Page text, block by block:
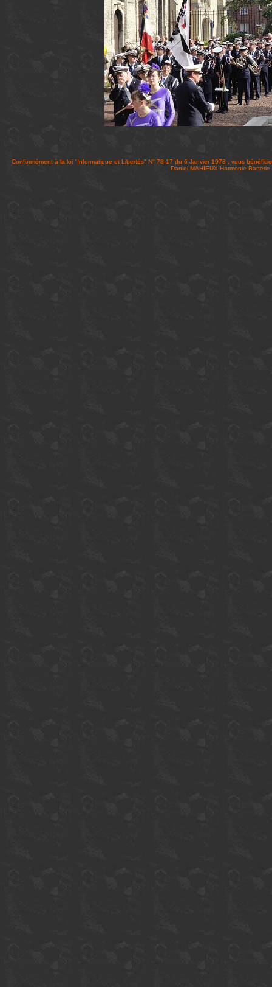
Conformément à la loi "Informatique et Libertés" N° 78-17 du 6 Janvier 1978 , vous
Daniel MAHIEUX Harmonie